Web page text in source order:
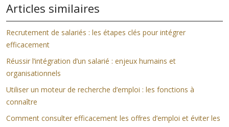
Articles similaires
Recrutement de salariés : les étapes clés pour intégrer
efficacement
Réussir l’intégration d’un salarié : enjeux humains et
organisationnels
Utiliser un moteur de recherche d’emploi : les fonctions à
connaître
Comment consulter efficacement les offres d’emploi et éviter les